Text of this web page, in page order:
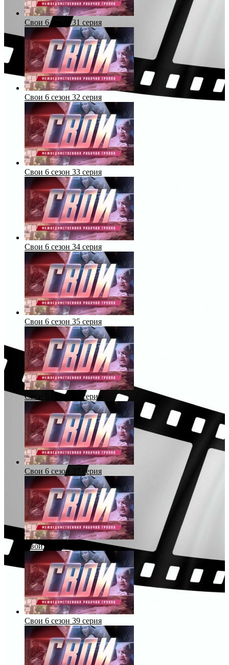
Свои 6 сезон 31 серия
Свои 6 сезон 32 серия
Свои 6 сезон 33 серия
Свои 6 сезон 34 серия
Свои 6 сезон 35 серия
Свои 6 сезон 36 серия
Свои 6 сезон 37 серия
Свои 6 сезон 38 серия
Свои 6 сезон 39 серия